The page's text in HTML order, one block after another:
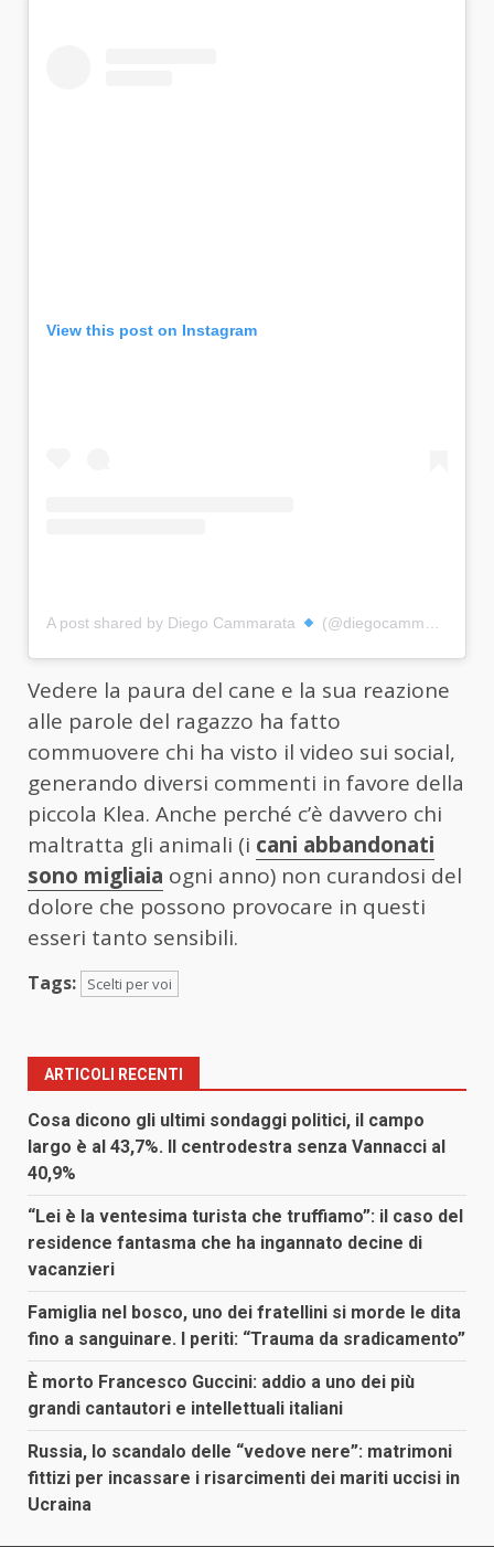
View this post on Instagram
A post shared by Diego Cammarata (@diegocammarata__)
Vedere la paura del cane e la sua reazione
alle parole del ragazzo ha fatto
commuovere chi ha visto il video sui social,
generando diversi commenti in favore della
piccola Klea. Anche perché c’è davvero chi
maltratta gli animali (i cani abbandonati
sono migliaia ogni anno) non curandosi del
dolore che possono provocare in questi
esseri tanto sensibili.
Tags: Scelti per voi
ARTICOLI RECENTI
Cosa dicono gli ultimi sondaggi politici, il campo
largo è al 43,7%. Il centrodestra senza Vannacci al
40,9%
“Lei è la ventesima turista che truffiamo”: il caso del
residence fantasma che ha ingannato decine di
vacanzieri
Famiglia nel bosco, uno dei fratellini si morde le dita
fino a sanguinare. I periti: “Trauma da sradicamento”
È morto Francesco Guccini: addio a uno dei più
grandi cantautori e intellettuali italiani
Russia, lo scandalo delle “vedove nere”: matrimoni
fittizi per incassare i risarcimenti dei mariti uccisi in
Ucraina